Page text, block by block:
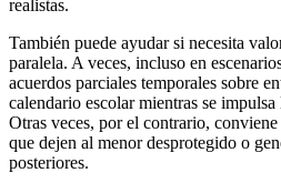
realistas.
También puede ayudar si necesita
paralela. A veces, incluso en
acuerdos parciales temporales sobre
calendario escolar mientras se
Otras veces, por el contrario,
que dejen al menor desprotegido o
posteriores.